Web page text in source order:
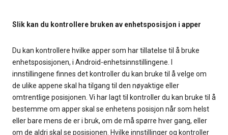
Slik kan du kontrollere bruken av enhetsposisjon i apper
Du kan kontrollere hvilke apper som har tillatelse til å bruke
enhetsposisjonen, i Android-enhetsinnstillingene. I
innstillingene finnes det kontroller du kan bruke til å velge om
de ulike appene skal ha tilgang til den nøyaktige eller
omtrentlige posisjonen. Vi har lagt til kontroller du kan bruke til å
bestemme om apper skal se enhetens posisjon når som helst
eller bare mens de er i bruk, om de må spørre hver gang, eller
om de aldri skal se posisjonen. Hvilke innstillinger og kontroller